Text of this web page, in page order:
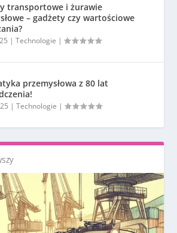
transportowe i żurawie
– gadżety czy wartościowe
|Technologie |
przemysłowa z 80 lat
|Technologie |